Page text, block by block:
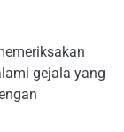
gejala yang